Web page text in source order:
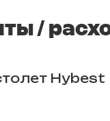
/
Hybest